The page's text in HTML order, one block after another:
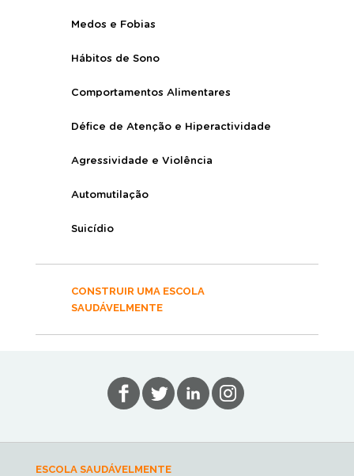
Medos e Fobias
Hábitos de Sono
Comportamentos Alimentares
Défice de Atenção e Hiperactividade
Agressividade e Violência
Automutilação
Suicídio
CONSTRUIR UMA ESCOLA
SAUDÁVELMENTE
ESCOLA SAUDÁVELMENTE